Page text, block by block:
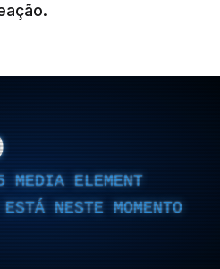
MEDIA ELEMENT
NESTE MOMENTO